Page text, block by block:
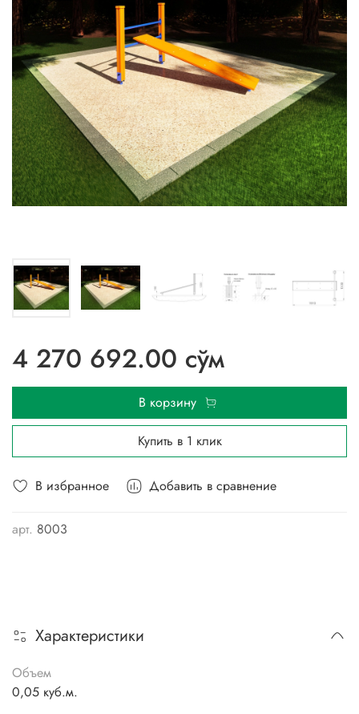
В избранное Добавить в сравнение
арт. 8003
4 270 692.00 сўм
В корзину
Купить в 1 клик
Характеристики
Объем
0,05 куб.м.